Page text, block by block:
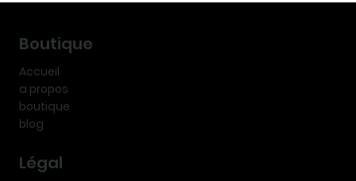
Boutique
Accueil
a propos
boutique
blog
Légal